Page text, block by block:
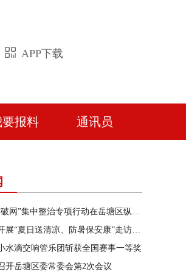
APP下载
要报料 通讯员
湘潭市“拆窗破网”集中整治专项行动在岳塘区纵深推进
曾志君带队开展“夏日送清凉、防暑保安康”走访慰问
水滴交响管乐团斩获全国赛事一等奖
开岳塘区委常委会第2次会议